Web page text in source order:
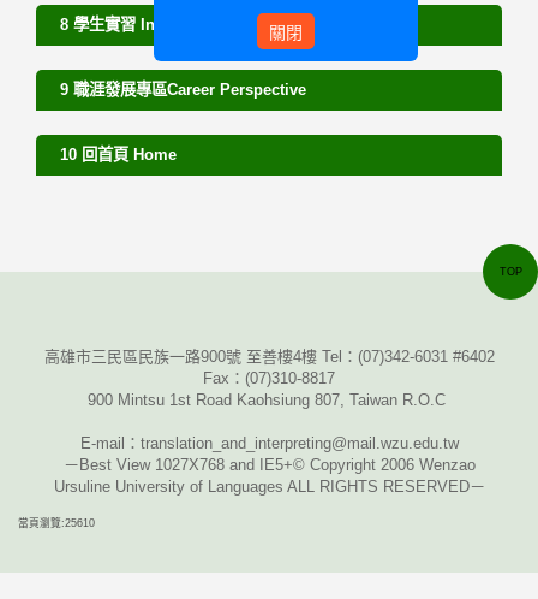
8 學生實習 Internship
9 職涯發展專區Career Perspective
10 回首頁 Home
高雄市三民區民族一路900號 至善樓4樓 Tel： (07)342-6031 #6402
Fax ： (07)310-8817
900 Mintsu 1st Road Kaohsiung 807, Taiwan R.O.C
E-mail ：translation_and_interpreting@mail.wzu.edu.tw
－Best View 1027X768 and IE5+© Copyright 2006 Wenzao
Ursuline University of Languages ALL RIGHTS RESERVED－
當頁瀏覽:25610
TOP
關閉